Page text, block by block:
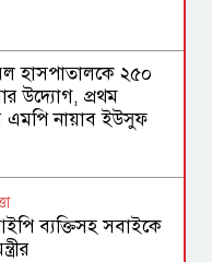
হাসপাতালকে ২৫০
উদ্যোগ, প্রথম
এমপি নায়াব ইউসুফ
ব্যক্তিসহ সবাইকে